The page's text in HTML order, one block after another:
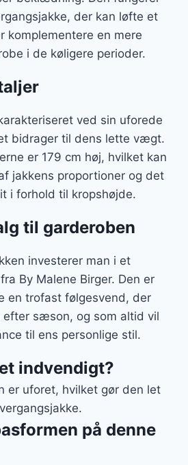
der kan løfte et
komplementere en mere
i de køligere perioder.
ved sin uforede
bidrager til dens lette vægt.
er 179 cm høj, hvilket kan
jakkens proportioner og det
i forhold til kropshøjde.
til garderoben
investerer man i et
By Malene Birger. Den er
en trofast følgesvend, der
sæson, og som altid vil
til ens personlige stil.
indvendigt?
er uforet, hvilket gør den let
på denne